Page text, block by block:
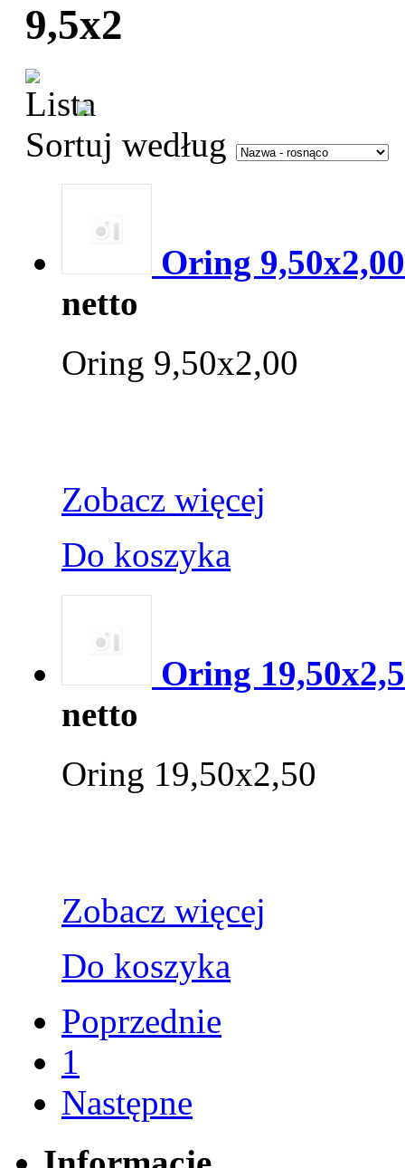
9,5x2
Sortuj według
Oring 9,50x2,00
netto
Oring 9,50x2,00
Zobacz więcej
Do koszyka
Oring
netto
Oring 19,50x2,50
Zobacz więcej
Do koszyka
Poprzednie
1
Następne